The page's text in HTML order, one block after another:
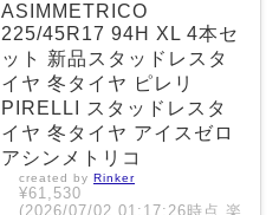
ASIMMETRICO
225/45R17 94H XL 4本セ
ット 新品スタッドレスタ
イヤ 冬タイヤ ピレリ
PIRELLI スタッドレスタ
イヤ 冬タイヤ アイスゼロ
アシンメトリコ
created by Rinker
¥61,530
(2026/07/02 01:17:26時点 楽